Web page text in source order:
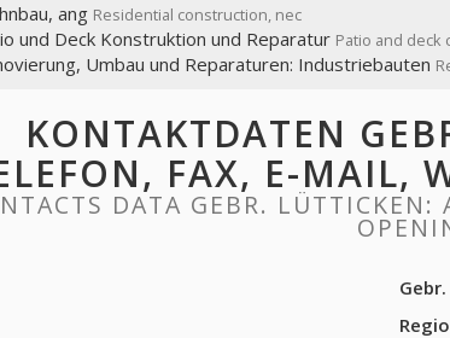
ang Residential construction, nec
und Deck Konstruktion und Reparatur Patio and deck
Umbau und Reparaturen: Industriebauten
KONTAKTDATEN
FAX, E-MAIL,
DATA GEBR.